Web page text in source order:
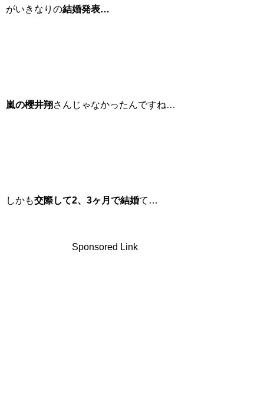
がいきなりの結婚発表…
嵐の櫻井翔 さんじゃなかったんですね…
しかも交際して2、3ヶ月で結婚て…
Sponsored Link